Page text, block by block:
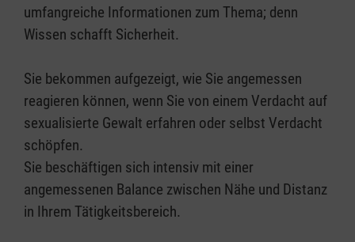
umfangreiche Informationen zum Thema; denn
Wissen schafft Sicherheit.
Sie bekommen aufgezeigt, wie Sie angemessen
reagieren können, wenn Sie von einem Verdacht auf
sexualisierte Gewalt erfahren oder selbst Verdacht
schöpfen.
Sie beschäftigen sich intensiv mit einer
angemessenen Balance zwischen Nähe und Distanz
in Ihrem Tätigkeitsbereich.